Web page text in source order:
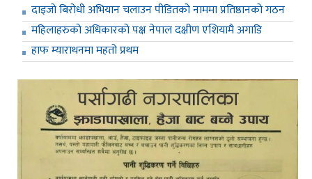
दाइजो बिरोधी अभियान चलाउन पीडितको नाममा प्रतिष्ठानको गठन
महिलाहरुको अधिकारको पक्ष नेपाल दक्षीण एशियामै अगाडि
हाफ म्याराथनमा महतो प्रथम